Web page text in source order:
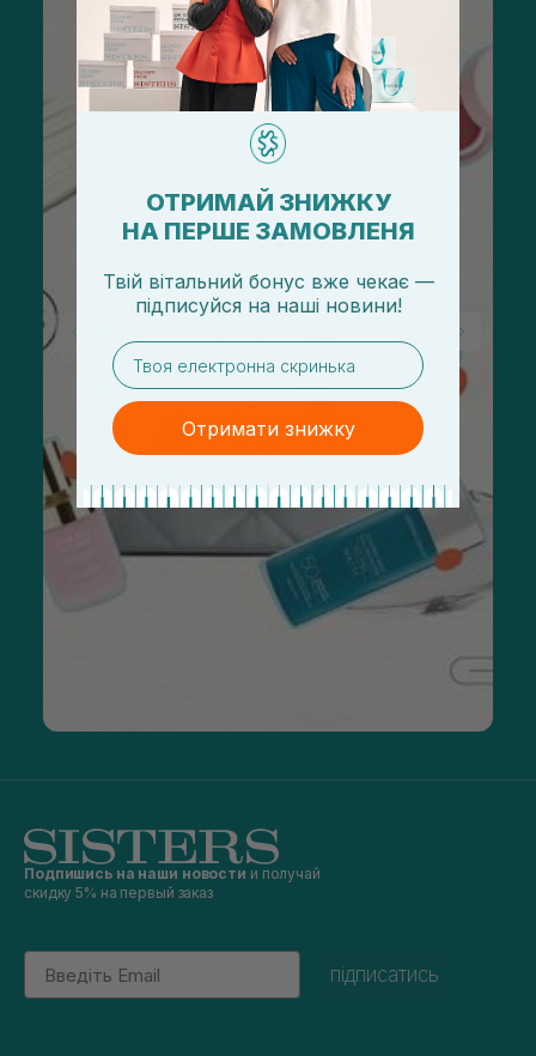
Подпишись на наши новости и получай
скидку 5% на первый заказ
Email
підписатись
ОТРИМАЙ ЗНИЖКУ
НА ПЕРШЕ ЗАМОВЛЕНЯ
Твій вітальний бонус вже чекає —
підписуйся на наші новини!
email
Отримати знижку